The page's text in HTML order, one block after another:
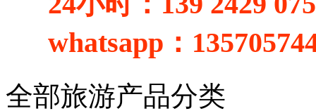
whatsapp：
全部旅游产品分类